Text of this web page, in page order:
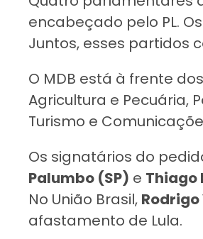
encabeçado pelo PL.
Juntos, esses partidos
O MDB está à frente
Agricultura e Pecuária,
Turismo e
Os signatários do
Palumbo (SP) e Thiago
No União Brasil,
afastamento de Lula.